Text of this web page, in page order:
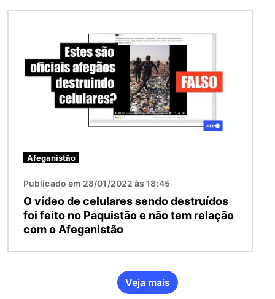
Afeganistão
Publicado em 28/01/2022 às 18:45
O vídeo de celulares sendo destruídos
foi feito no Paquistão e não tem relação
com o Afeganistão
Veja mais